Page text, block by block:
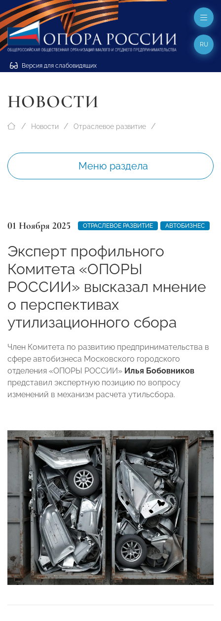
Версия для слабовидящих
RU
НОВОСТИ
Новости Отраслевое развитие
Меню раздела
01 Ноября 2025 ОТРАСЛЕВОЕ РАЗВИТИЕ АВТОБИЗНЕС
Эксперт профильного
Комитета «ОПОРЫ
РОССИИ» высказал мнение
о перспективах
утилизационного сбора
Член Комитета по развитию предпринимательства в
сфере автобизнеса Московского городского
отделения «ОПОРЫ РОССИИ» Илья Бобовников
представил экспертную позицию по вопросу
изменений в механизм расчета утильсбора.